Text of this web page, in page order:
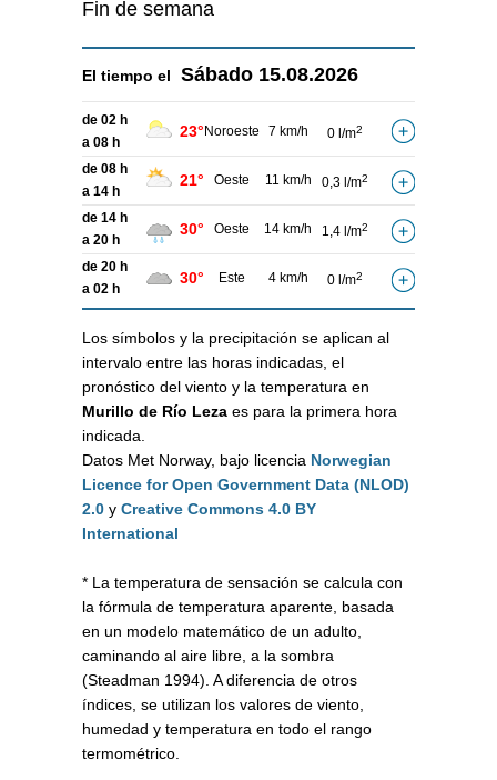
Fin de semana
El tiempo el Sábado 15.08.2026
de 02 h
a 08 h
23° Noroeste 7 km/h 0 l/m2
de 08 h
a 14 h
21° Oeste 11 km/h 0,3 l/m2
de 14 h
a 20 h
30° Oeste 14 km/h 1,4 l/m2
de 20 h
a 02 h
30° Este 4 km/h 0 l/m2
Los símbolos y la precipitación se aplican al
intervalo entre las horas indicadas, el
pronóstico del viento y la temperatura en
Murillo de Río Leza es para la primera hora
indicada.
Datos Met Norway, bajo licencia Norwegian
Licence for Open Government Data (NLOD)
2.0 y Creative Commons 4.0 BY
International
* La temperatura de sensación se calcula con
la fórmula de temperatura aparente, basada
en un modelo matemático de un adulto,
caminando al aire libre, a la sombra
(Steadman 1994). A diferencia de otros
índices, se utilizan los valores de viento,
humedad y temperatura en todo el rango
termométrico.